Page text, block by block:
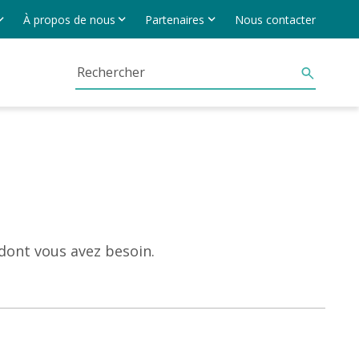
À propos de nous Partenaires Nous contacter
vous avez besoin.